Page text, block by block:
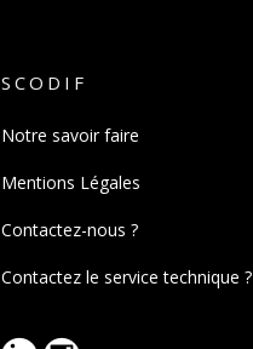
SCODIF
Notre savoir faire
Mentions Légales
Contactez-nous ?
Contactez le service technique ?